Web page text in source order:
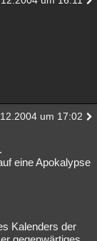
um 17:02
eine Apokalypse
Kalenders der